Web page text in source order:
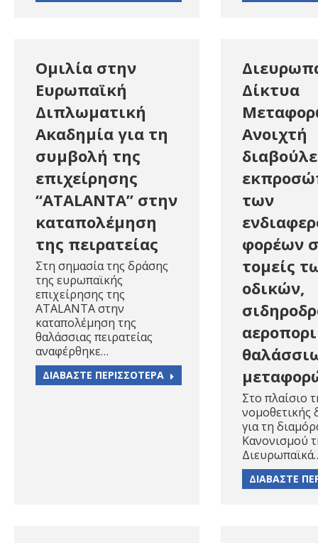
Ομιλία στην
Ευρωπαϊκή
Διπλωματική
Ακαδημία για τη
συμβολή της
επιχείρησης
“ATALANTA” στην
καταπολέμηση
της πειρατείας
Στη σημασία της δράσης
της ευρωπαϊκής
επιχείρησης της
ATALANTA στην
καταπολέμηση της
θαλάσσιας πειρατείας
αναφέρθηκε…
ΔΙΑΒΑΣΤΕ ΠΕΡΙΣΣΟΤΕΡΑ
Δίκτυα
Ανοιχτή
των
φορέων
τομείς
οδικών,
Στο πλαίσιο
νομοθετικής
για τη
Κανονισμού
ΔΙΑΒΑΣΤΕ